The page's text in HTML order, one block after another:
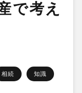
で考え
相続 知識